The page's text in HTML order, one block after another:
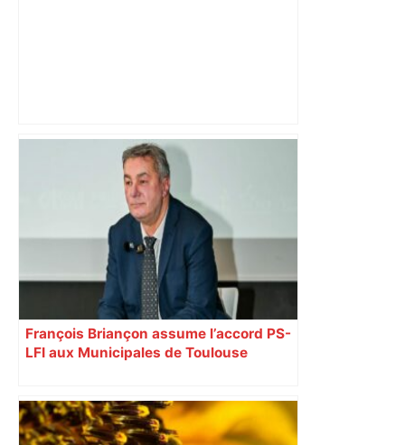
Le renouveau du musée des Augustins
de Toulouse – Le Figaro
François Briançon assume l’accord PS-
LFI aux Municipales de Toulouse